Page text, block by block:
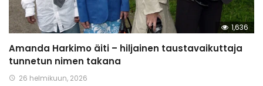
1,636
Amanda Harkimo äiti – hiljainen taustavaikuttaja
tunnetun nimen takana
26 helmikuun, 2026